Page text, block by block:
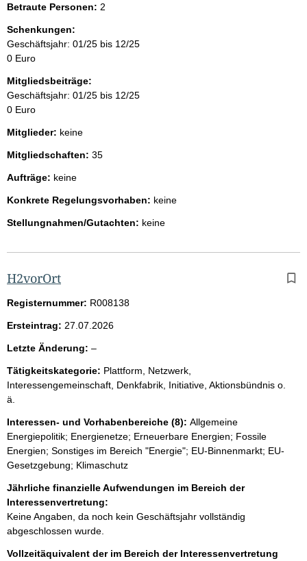
Betraute Personen: 2
Schenkungen:
Geschäftsjahr: 01/25 bis 12/25
0 Euro
Mitgliedsbeiträge:
Geschäftsjahr: 01/25 bis 12/25
0 Euro
Mitglieder: keine
Mitgliedschaften: 35
Aufträge: keine
Konkrete Regelungsvorhaben: keine
Stellungnahmen/Gutachten: keine
H2vorOrt
Registernummer: R008138
Ersteintrag: 27.07.2026
Letzte Änderung: –l
e
r
Tätigkeitskategorie: Plattform, Netzwerk,
Interessengemeinschaft, Denkfabrik, Initiative, Aktionsbündnis o.
ä.
Interessen- und Vorhabenbereiche (8): Allgemeine
Energiepolitik; Energienetze; Erneuerbare Energien; Fossile
Energien; Sonstiges im Bereich "Energie"; EU-Binnenmarkt; EU-
Gesetzgebung; Klimaschutz
Jährliche finanzielle Aufwendungen im Bereich der
Interessenvertretung:
Keine Angaben, da noch kein Geschäftsjahr vollständig
abgeschlossen wurde.
Vollzeitäquivalent der im Bereich der Interessenvertretung